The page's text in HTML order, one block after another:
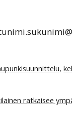
,
ratkaisee